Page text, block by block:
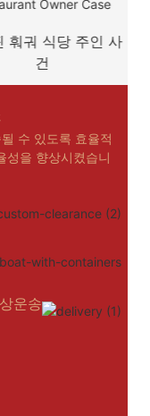
훠궈 식당 주인 사
건
수 있도록 효율적
성을 향상시켰습니
운송